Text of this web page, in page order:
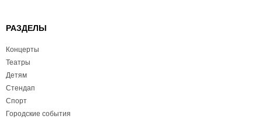
РАЗДЕЛЫ
Концерты
Театры
Детям
Стендап
Спорт
Городские события